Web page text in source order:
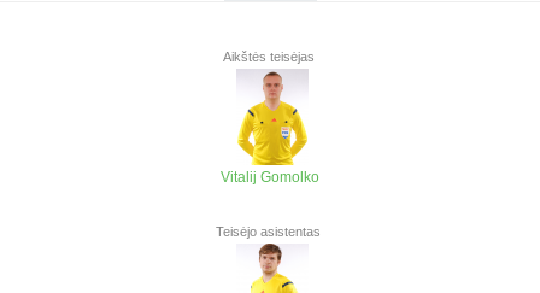
Aikštės teisėjas
Vitalij Gomolko
Teisėjo asistentas